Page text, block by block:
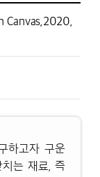
Canvas, 2020,
하고자 구운
는 재료, 즉